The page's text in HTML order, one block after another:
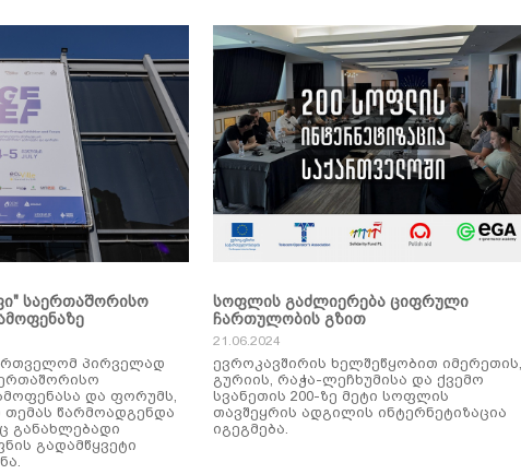
საერთაშორისო
პირველად
და ფორუმს,
წარმოადგენდა
განახლებადი
გადამწყვეტი
სოფლის გაძლიერება ციფრული
ჩართულობის გზით
21.06.2024
ევროკავშირის ხელშეწყობით იმერეთის,
გურიის, რაჭა-ლეჩხუმისა და ქვემო
სვანეთის 200-ზე მეტი სოფლის
თავშეყრის ადგილის ინტერნეტიზაცია
იგეგმება.